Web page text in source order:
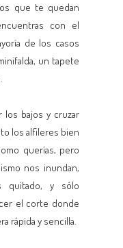
que te quedan
con el
de los casos
un tapete
los bajos y cruzar
los alfileres bien
querías, pero
nos inundan,
quitado, y sólo
el corte donde
rápida y sencilla.